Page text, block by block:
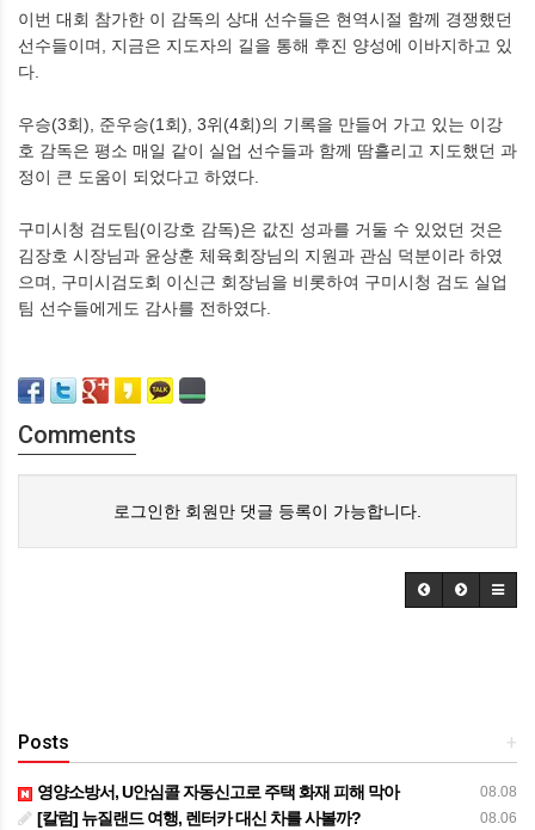
이번 대회 참가한 이 감독의 상대 선수들은 현역시절 함께 경쟁했던
선수들이며, 지금은 지도자의 길을 통해 후진 양성에 이바지하고 있
다.
우승(3회), 준우승(1회), 3위(4회)의 기록을 만들어 가고 있는 이강
호 감독은 평소 매일 같이 실업 선수들과 함께 땀흘리고 지도했던 과
정이 큰 도움이 되었다고 하였다.
구미시청 검도팀(이강호 감독)은 값진 성과를 거둘 수 있었던 것은
김장호 시장님과 윤상훈 체육회장님의 지원과 관심 덕분이라 하였
으며, 구미시검도회 이신근 회장님을 비롯하여 구미시청 검도 실업
팀 선수들에게도 감사를 전하였다.
Comments
로그인한 회원만 댓글 등록이 가능합니다.
+
Posts
08.08
영양소방서, U안심콜 자동신고로 주택 화재 피해 막아
08.06
[칼럼] 뉴질랜드 여행, 렌터카 대신 차를 사볼까?